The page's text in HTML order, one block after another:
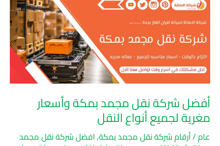
أفضل شركة نقل مجمد بمكة وأسعار
مغرية لجميع أنواع النقل
عام/أرقام شركة نقل مجمد بمكة,افضل شركة نقل مجمد
شركة
نقل
مجمد
بمكة
وأسعار
مغرية
لجميع
أنواع
النقل